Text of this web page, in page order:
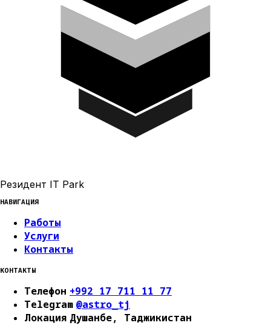
Резидент IT Park
НАВИГАЦИЯ
Работы
Услуги
Контакты
КОНТАКТЫ
Телефон +992 17 711 11 77
Telegram @astro_tj
Локация Душанбе, Таджикистан